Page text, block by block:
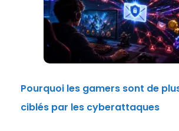
Pourquoi les gamers sont de
ciblés par les cyberattaques